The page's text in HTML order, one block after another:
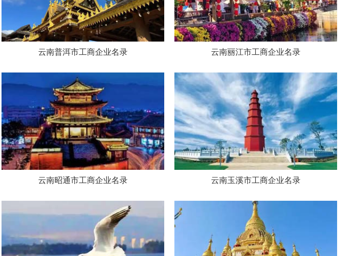
云南普洱市工商企业名录 云南丽江市工商企业名录
云南昭通市工商企业名录 云南玉溪市工商企业名录